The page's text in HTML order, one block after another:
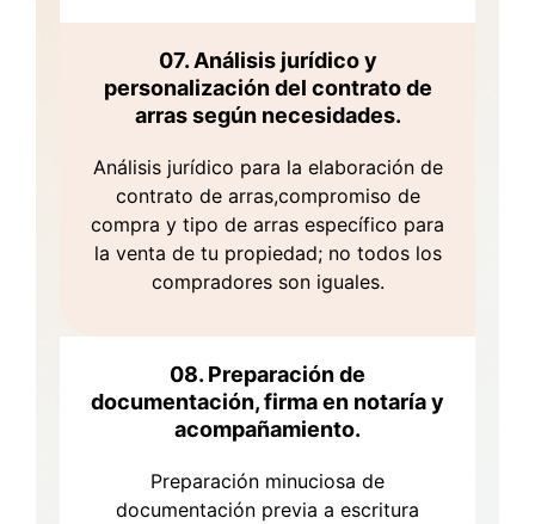
07. Análisis jurídico y
personalización del contrato de
arras según necesidades.
Análisis jurídico para la elaboración de
contrato de arras,compromiso de
compra y tipo de arras específico para
la venta de tu propiedad; no todos los
compradores son iguales.
08. Preparación de
documentación, firma en notaría y
acompañamiento.
Preparación minuciosa de
documentación previa a escritura